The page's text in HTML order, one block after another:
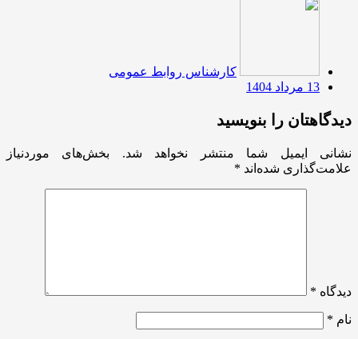
کارشناس روابط عمومی
13 مرداد 1404
دیدگاهتان را بنویسید
نشانی ایمیل شما منتشر نخواهد شد.
بخش‌های موردنیاز
علامت‌گذاری شده‌اند *
دیدگاه *
نام *